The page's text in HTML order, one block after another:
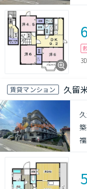
賃貸マンション 久留
5